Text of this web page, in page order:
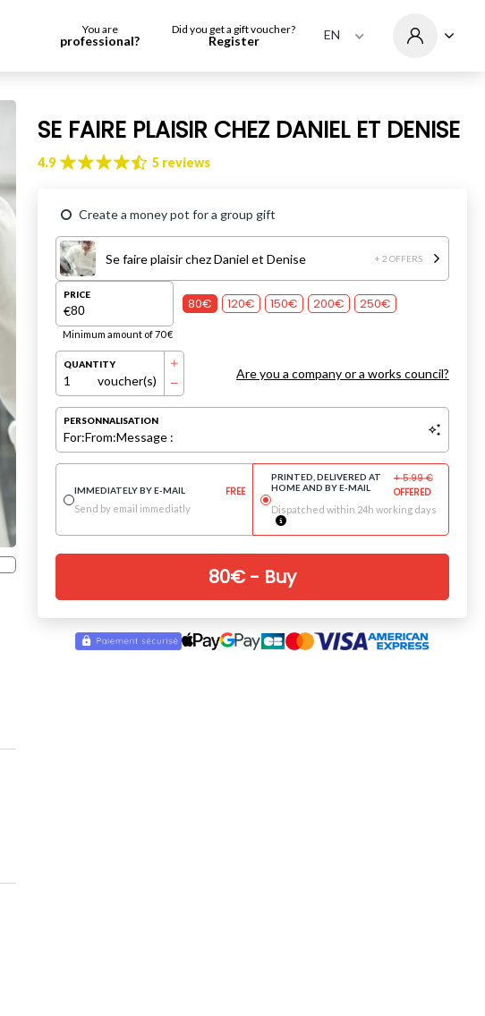
You are
professional?
Did you get a gift voucher?
Register EN
SE FAIRE PLAISIR CHEZ DANIEL ET DENISE
4.9 5 reviews
Create a money pot for a group gift
Se faire plaisir chez Daniel et Denise + 2 OFFERS
PRICE
€ 80€ 120€ 150€ 200€ 250€
Minimum amount of 70 €
QUANTITY
1 voucher(s) Are you a company or a works council?
PERSONNALISATION
For:From:Message :
IMMEDIATELY BY E-MAIL FREE
Send by email immediatly
PRINTED, DELIVERED AT
HOME AND BY E-MAIL
+5.99 €
OFFERED
Dispatched within 24h working days
80€- Buy